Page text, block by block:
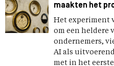
maakten het
Het experiment
om een heldere
ondernemers,
AI als
met in het